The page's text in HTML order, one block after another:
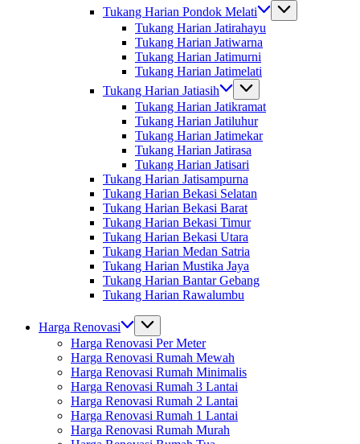
Tukang Harian Pondok Melati
Tukang Harian Jatirahayu
Tukang Harian Jatiwarna
Tukang Harian Jatimurni
Tukang Harian Jatimelati
Tukang Harian Jatiasih
Tukang Harian Jatikramat
Tukang Harian Jatiluhur
Tukang Harian Jatimekar
Tukang Harian Jatirasa
Tukang Harian Jatisari
Tukang Harian Jatisampurna
Tukang Harian Bekasi Selatan
Tukang Harian Bekasi Barat
Tukang Harian Bekasi Timur
Tukang Harian Bekasi Utara
Tukang Harian Medan Satria
Tukang Harian Mustika Jaya
Tukang Harian Bantar Gebang
Tukang Harian Rawalumbu
Harga Renovasi
Harga Renovasi Per Meter
Harga Renovasi Rumah Mewah
Harga Renovasi Rumah Minimalis
Harga Renovasi Rumah 3 Lantai
Harga Renovasi Rumah 2 Lantai
Harga Renovasi Rumah 1 Lantai
Harga Renovasi Rumah Murah